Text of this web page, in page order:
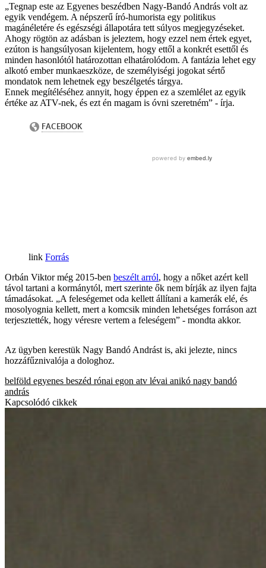
„Tegnap este az Egyenes beszédben Nagy-Bandó András volt az
egyik vendégem. A népszerű író-humorista egy politikus
magánéletére és egészségi állapotára tett súlyos megjegyzéseket.
Ahogy rögtön az adásban is jeleztem, hogy ezzel nem értek egyet,
ezúton is hangsúlyosan kijelentem, hogy ettől a konkrét esettől és
minden hasonlótól határozottan elhatárolódom. A fantázia lehet egy
alkotó ember munkaeszköze, de személyiségi jogokat sértő
mondatok nem lehetnek egy beszélgetés tárgya.
Ennek megítéléséhez annyit, hogy éppen ez a szemlélet az egyik
értéke az ATV-nek, és ezt én magam is óvni szeretném” - írja.
Forrás
Orbán Viktor még 2015-ben beszélt arról, hogy a nőket azért kell
távol tartani a kormánytól, mert szerinte ők nem bírják az ilyen fajta
támadásokat. „A feleségemet oda kellett állítani a kamerák elé, és
mosolyognia kellett, mert a komcsik minden lehetséges forráson azt
terjesztették, hogy véresre vertem a feleségem” - mondta akkor.
Az ügyben kerestük Nagy Bandó Andrást is, aki jelezte, nincs
hozzáfűznivalója a dologhoz.
belföld egyenes beszéd rónai egon atv lévai anikó nagy bandó
andrás
Kapcsolódó cikkek